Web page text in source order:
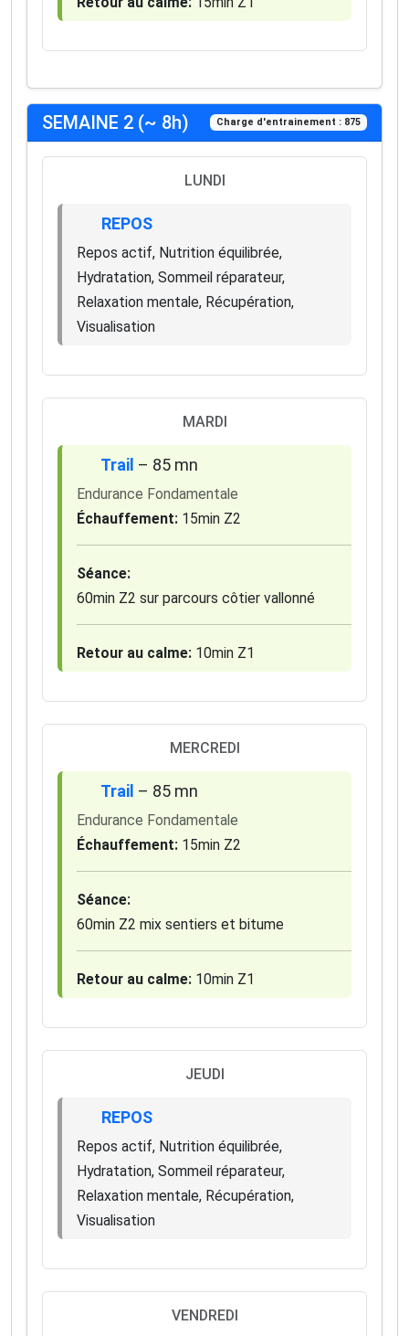
SEMAINE 2 (~ 8h) Charge d'entrainement : 875
LUNDI
REPOS
Repos actif, Nutrition équilibrée,
Hydratation, Sommeil réparateur,
Relaxation mentale, Récupération,
Visualisation
MARDI
Trail – 85 mn
Endurance Fondamentale
Échauffement: 15min Z2
Séance:
60min Z2 sur parcours côtier vallonné
Retour au calme: 10min Z1
MERCREDI
Trail – 85 mn
Endurance Fondamentale
Échauffement: 15min Z2
Séance:
60min Z2 mix sentiers et bitume
Retour au calme: 10min Z1
JEUDI
REPOS
Repos actif, Nutrition équilibrée,
Hydratation, Sommeil réparateur,
Relaxation mentale, Récupération,
Visualisation
VENDREDI